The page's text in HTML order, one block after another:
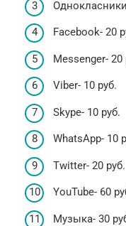
Facebook- 20
Messenger- 20
Viber- 10 руб.
Skype- 10 руб.
WhatsApp- 10
Twitter- 20 руб.
YouTube- 60
Музыка- 30